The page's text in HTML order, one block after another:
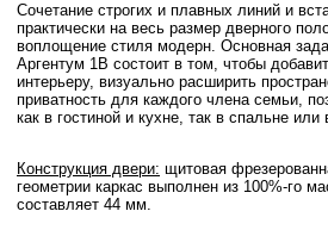
Сочетание строгих и плавных линий и
практически на весь размер дверного
воплощение стиля модерн. Основная
Аргентум 1B состоит в том, чтобы
интерьеру, визуально расширить
приватность для каждого члена семьи,
как в гостиной и кухне, так в спальне или
Конструкция двери: щитовая
геометрии каркас выполнен из 100%-го
составляет 44 мм.